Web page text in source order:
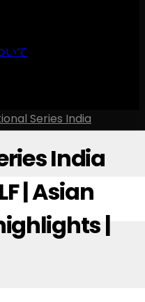
いて
Series India
India
| Asian
|